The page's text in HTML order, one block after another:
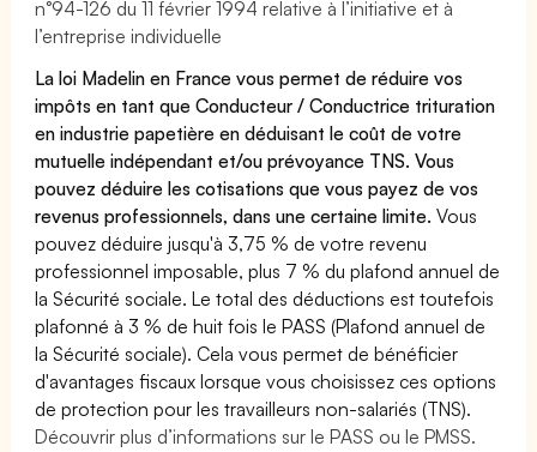
n°94-126 du 11 février 1994 relative à l’initiative et à
l’entreprise individuelle
La loi Madelin en France vous permet de réduire vos
impôts en tant que Conducteur / Conductrice trituration
en industrie papetière en déduisant le coût de votre
mutuelle indépendant et/ou prévoyance TNS. Vous
pouvez déduire les cotisations que vous payez de vos
revenus professionnels, dans une certaine limite.Vous
pouvez déduire jusqu'à 3,75 % de votre revenu
professionnel imposable, plus 7 % du plafond annuel de
la Sécurité sociale. Le total des déductions est toutefois
plafonné à 3 % de huit fois le PASS (Plafond annuel de
la Sécurité sociale). Cela vous permet de bénéficier
d'avantages fiscaux lorsque vous choisissez ces options
de protection pour les travailleurs non-salariés (TNS).
Découvrir plus d’informations sur le PASS ou le PMSS.